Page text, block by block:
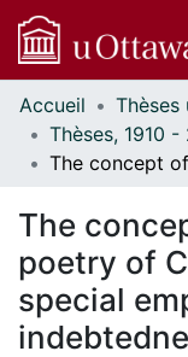
Communautés
et collections
Parcourir
À propos
Accueil
The
poetry of
special